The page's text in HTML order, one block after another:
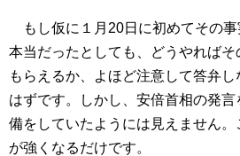
もし仮に１月20日に初めてその
本当だったとしても、どうやれば
もらえるか、よほど注意して答弁
はずです。しかし、安倍首相の発
備をしていたようには見えません
が強くなるだけです。